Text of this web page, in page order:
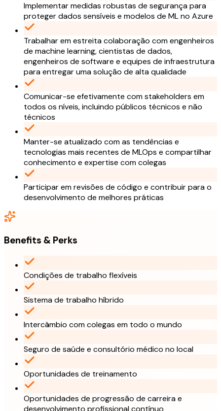
Implementar medidas robustas de segurança para
proteger dados sensíveis e modelos de ML no Azure
Trabalhar em estreita colaboração com engenheiros
de machine learning, cientistas de dados,
engenheiros de software e equipes de infraestrutura
para entregar uma solução de alta qualidade
Comunicar-se efetivamente com stakeholders em
todos os níveis, incluindo públicos técnicos e não
técnicos
Manter-se atualizado com as tendências e
tecnologias mais recentes de MLOps e compartilhar
conhecimento e expertise com colegas
Participar em revisões de código e contribuir para o
desenvolvimento de melhores práticas
Benefits & Perks
Condições de trabalho flexíveis
Sistema de trabalho híbrido
Intercâmbio com colegas em todo o mundo
Seguro de saúde e consultório médico no local
Oportunidades de treinamento
Oportunidades de progressão de carreira e
desenvolvimento profissional contínuo